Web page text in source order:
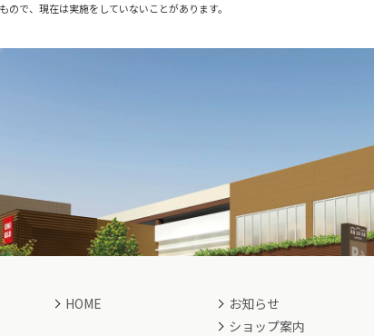
で、現在は実施をしていないことがあります。
HOME
お知らせ
ショップ案内